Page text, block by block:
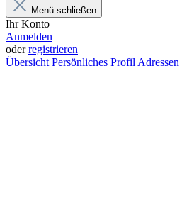
Menü schließen
Ihr Konto
Anmelden
oderregistrieren
Übersicht Persönliches Profil Adressen